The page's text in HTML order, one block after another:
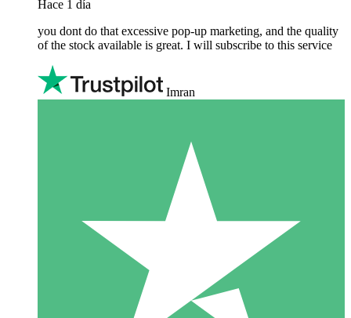
Hace 1 día
you dont do that excessive pop-up marketing, and the quality
of the stock available is great. I will subscribe to this service
Imran